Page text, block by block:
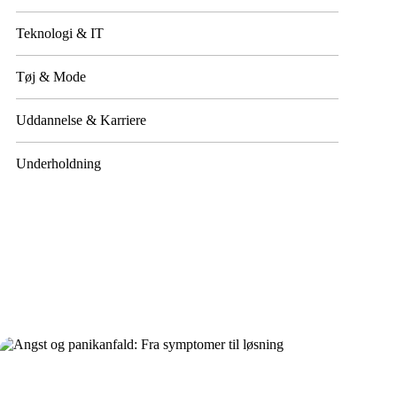
Teknologi & IT
Tøj & Mode
Uddannelse & Karriere
Underholdning